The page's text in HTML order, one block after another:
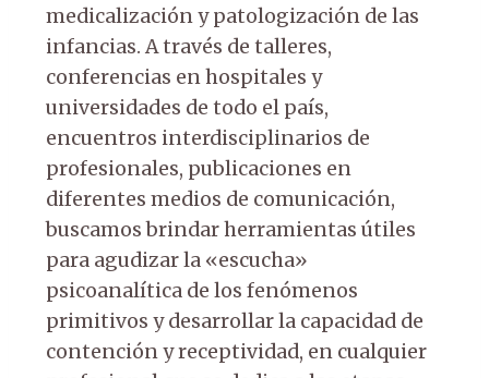
medicalización y patologización de las
infancias. A través de talleres,
conferencias en hospitales y
universidades de todo el país,
encuentros interdisciplinarios de
profesionales, publicaciones en
diferentes medios de comunicación,
buscamos brindar herramientas útiles
para agudizar la «escucha»
psicoanalítica de los fenómenos
primitivos y desarrollar la capacidad de
contención y receptividad, en cualquier